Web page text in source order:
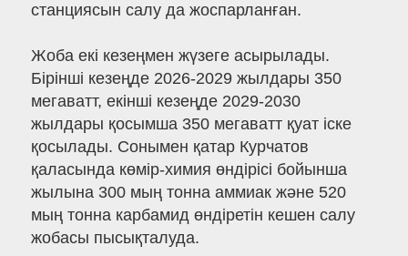
станциясын салу да жоспарланған.
Жоба екі кезеңмен жүзеге асырылады.
Бірінші кезеңде 2026-2029 жылдары 350
мегаватт, екінші кезеңде 2029-2030
жылдары қосымша 350 мегаватт қуат іске
қосылады. Сонымен қатар Курчатов
қаласында көмір-химия өндірісі бойынша
жылына 300 мың тонна аммиак және 520
мың тонна карбамид өндіретін кешен салу
жобасы пысықталуда.